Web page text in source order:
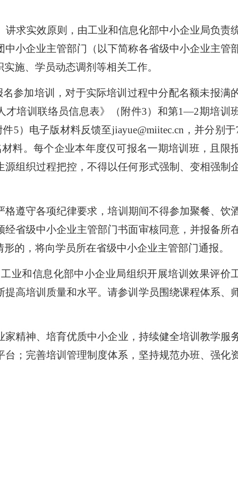
讲求实效原则，由工业和信息化部中小企业局负责
小企业主管部门（以下简称各省级中小企业主管
施、学员动态调剂等相关工作。
参加培训，对于实际培训过程中分配名额未报满
才培训联络员信息表》（附件3）和第1—2期培训
5）电子版材料反馈至jiayue@miitec.cn，并分别于
料。每个企业本年度仅可报名一期培训班，且限
组织过程把控，不得以任何形式强制、变相强制
格遵守各项纪律要求，培训期间不得参加聚餐、饮
省级中小企业主管部门书面审核同意，并报备所
的，将向学员所在省级中小企业主管部门通报。
业和信息化部中小企业局组织开展培训效果评价
高培训质量和水平。请参训学员围绕课程体系、
家精神、培育优质中小企业，持续健全培训教学服
；完善培训管理制度体系，坚持规范办班、强化